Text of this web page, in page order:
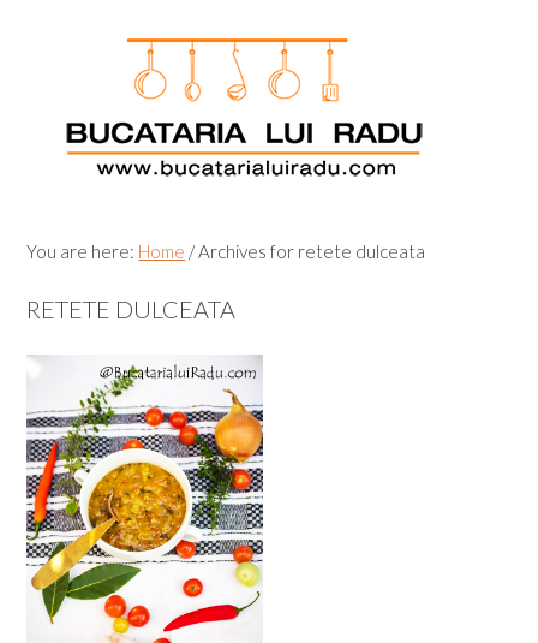
You are here: Home /Archives for retete dulceata
RETETE DULCEATA